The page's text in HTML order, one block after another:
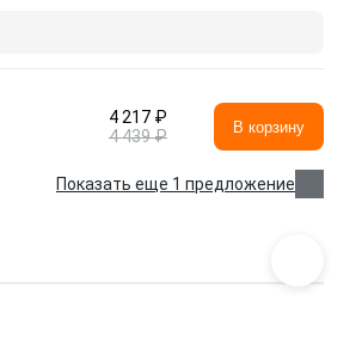
4 217 ₽
4 439 ₽
В корзину
Показать еще 1 предложение